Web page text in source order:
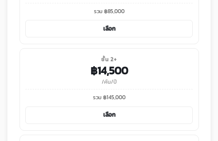
รวม ฿85,000
เลือก
ชั้น 2+
฿14,500
/คัน/ปี
รวม ฿145,000
เลือก